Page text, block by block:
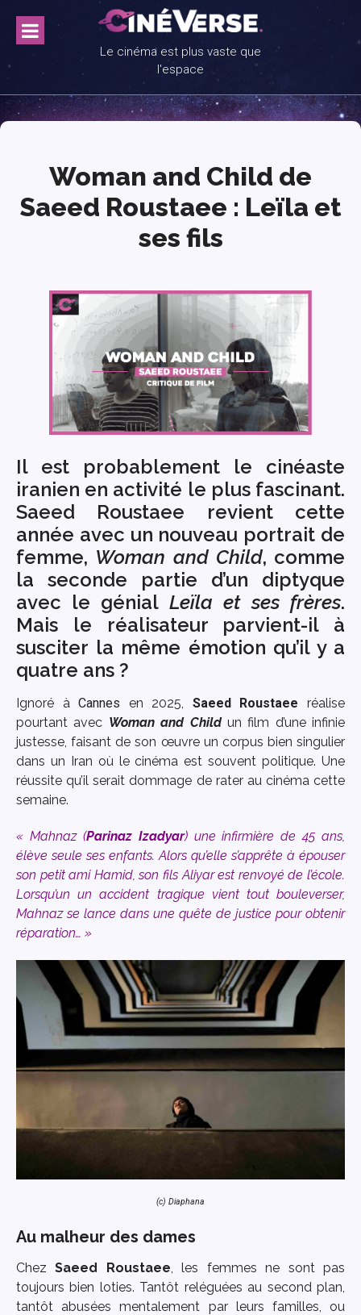
content
Le cinéma est plus vaste que
l'espace
Woman and Child de
Saeed Roustaee : Leïla et
ses fils
Il est probablement le cinéaste
iranien en activité le plus fascinant.
Saeed Roustaee revient cette
année avec un nouveau portrait de
femme, Woman and Child, comme
la seconde partie d’un diptyque
avec le génial Leïla et ses frères.
Mais le réalisateur parvient-il à
susciter la même émotion qu’il y a
quatre ans ?
Ignoré àCannes en 2025, Saeed Roustaee réalise
pourtant avec Woman and Childun film d’une infinie
justesse, faisant de son œuvre un corpus bien singulier
dans un Iran où le cinéma est souvent politique. Une
réussite qu’il serait dommage de rater au cinéma cette
semaine.
« Mahnaz (Parinaz Izadyar) une infirmière de 45 ans,
élève seule ses enfants. Alors qu’elle s’apprête à épouser
son petit ami Hamid, son fils Aliyar est renvoyé de l’école.
Lorsqu’un un accident tragique vient tout bouleverser,
Mahnaz se lance dans une quête de justice pour obtenir
réparation… »
(c) Diaphana
Au malheur des dames
ChezSaeed Roustaee , les femmes ne sont pas
toujours bien loties. Tantôt reléguées au second plan,
tantôt abusées mentalement par leurs familles, ou